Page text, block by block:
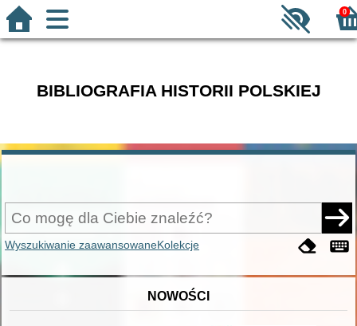
0
BIBLIOGRAFIA HISTORII POLSKIEJ
Wyszukiwanie zaawansowaneKolekcje
NOWOŚCI